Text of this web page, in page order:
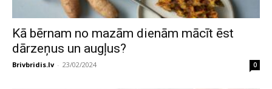
Kā bērnam no mazām dienām mācīt ēst
dārzeņus un augļus?
Brivbridis.lv - 23/02/2024 0